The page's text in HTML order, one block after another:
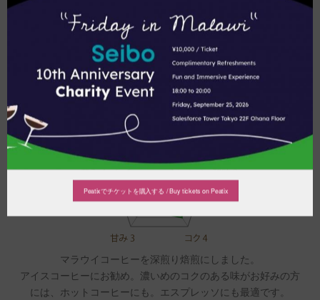
す。
マラウイコーヒー 深煎り
アイスコーヒー、濃いめのホットコーヒーに
フレンチロースト（深煎り）
マラウイコーヒーを深煎り焙煎にしました。
アイスコーヒーにお勧め。濃いめのコクのある味がお好みの方
には、ホットコーヒーにも。エスプレッソにも最適です。
Peatixでチケットを購入する / Buy tickets on Peatix